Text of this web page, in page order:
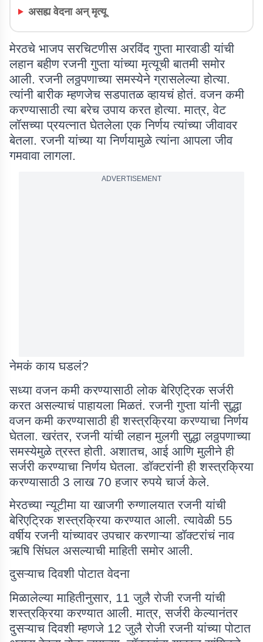
असह्य वेदना अन् मृत्यू
मेरठचे भाजप सरचिटणीस अरविंद गुप्ता मारवाडी यांची
लहान बहीण रजनी गुप्ता यांच्या मृत्यूची बातमी समोर
आली. रजनी लठ्ठपणाच्या समस्येने ग्रासलेल्या होत्या.
त्यांनी बारीक म्हणजेच सडपातळ व्हायचं होतं. वजन कमी
करण्यासाठी त्या बरेच उपाय करत होत्या. मात्र, वेट
लॉसच्या प्रयत्नात घेतलेला एक निर्णय त्यांच्या जीवावर
बेतला. रजनी यांच्या या निर्णयामुळे त्यांना आपला जीव
गमवावा लागला.
ADVERTISEMENT
नेमकं काय घडलं?
सध्या वजन कमी करण्यासाठी लोक बेरिएट्रिक सर्जरी
करत असल्याचं पाहायला मिळतं. रजनी गुप्ता यांनी सुद्धा
वजन कमी करण्यासाठी ही शस्त्रक्रिया करण्याचा निर्णय
घेतला. खरंतर, रजनी यांची लहान मुलगी सुद्धा लठ्ठपणाच्या
समस्येमुळे त्रस्त होती. अशातच, आई आणि मुलीने ही
सर्जरी करण्याचा निर्णय घेतला. डॉक्टरांनी ही शस्त्रक्रिया
करण्यासाठी 3 लाख 70 हजार रुपये चार्ज केले.
मेरठच्या न्यूटीमा या खाजगी रुग्णालयात रजनी यांची
बेरिएट्रिक शस्त्रक्रिया करण्यात आली. त्यावेळी 55
वर्षीय रजनी यांच्यावर उपचार करणाऱ्या डॉक्टरांचं नाव
ऋषि सिंघल असल्याची माहिती समोर आली.
दुसऱ्याच दिवशी पोटात वेदना
मिळालेल्या माहितीनुसार, 11 जुलै रोजी रजनी यांची
शस्त्रक्रिया करण्यात आली. मात्र, सर्जरी केल्यानंतर
दुसऱ्याच दिवशी म्हणजे 12 जुलै रोजी रजनी यांच्या पोटात